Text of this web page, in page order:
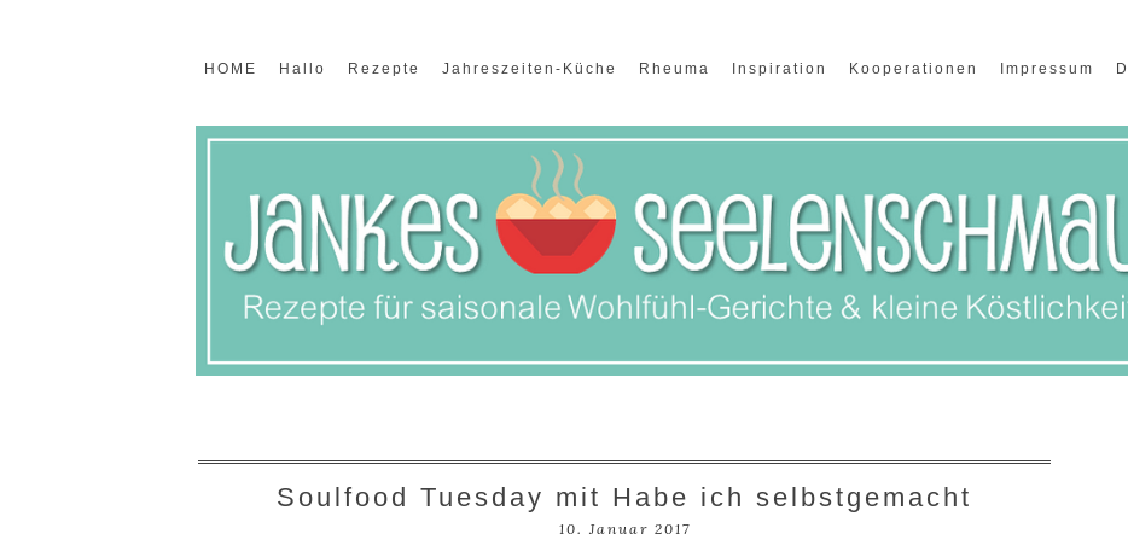
HOME Hallo Rezepte Jahreszeiten-Küche Rheuma Inspiration Kooperationen Impressum
Soulfood Tuesday mit Habe ich selbstgemacht
10. Januar 2017